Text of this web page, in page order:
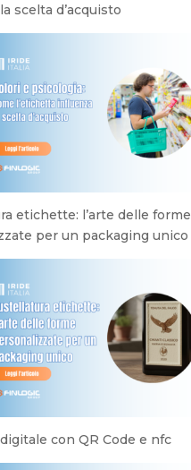
scelta d’acquisto
etichette: l’arte delle forme
per un packaging unico
con QR Code e nfc